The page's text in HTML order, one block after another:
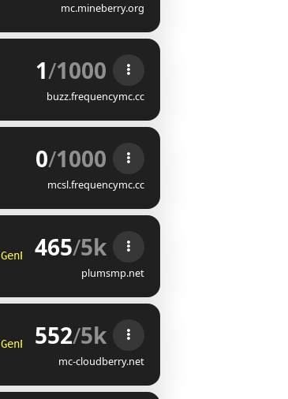
mc.mineberry.org
1/1000
buzz.frequencymc.cc
0/1000
mcsl.frequencymc.cc
GenPVP465/5k
plumsmp.net
GenPVP552/5k
mc-cloudberry.net